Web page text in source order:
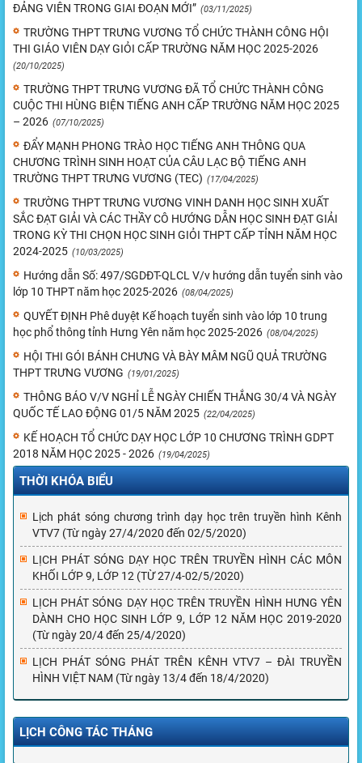
ĐẢNG VIÊN TRONG GIAI ĐOẠN MỚI” (03/11/2025)
TRƯỜNG THPT TRƯNG VƯƠNG TỔ CHỨC THÀNH CÔNG HỘI
THI GIÁO VIÊN DẠY GIỎI CẤP TRƯỜNG NĂM HỌC 2025-2026
(20/10/2025)
TRƯỜNG THPT TRƯNG VƯƠNG ĐÃ TỔ CHỨC THÀNH CÔNG
CUỘC THI HÙNG BIỆN TIẾNG ANH CẤP TRƯỜNG NĂM HỌC 2025
– 2026 (07/10/2025)
ĐẨY MẠNH PHONG TRÀO HỌC TIẾNG ANH THÔNG QUA
CHƯƠNG TRÌNH SINH HOẠT CỦA CÂU LẠC BỘ TIẾNG ANH
TRƯỜNG THPT TRƯNG VƯƠNG (TEC) (17/04/2025)
TRƯỜNG THPT TRƯNG VƯƠNG VINH DANH HỌC SINH XUẤT
SẮC ĐẠT GIẢI VÀ CÁC THẦY CÔ HƯỚNG DẪN HỌC SINH ĐẠT GIẢI
TRONG KỲ THI CHỌN HỌC SINH GIỎI THPT CẤP TỈNH NĂM HỌC
2024-2025 (10/03/2025)
Hướng dẫn Số: 497/SGDĐT-QLCL V/v hướng dẫn tuyển sinh vào
lớp 10 THPT năm học 2025-2026 (08/04/2025)
QUYẾT ĐỊNH Phê duyệt Kế hoạch tuyển sinh vào lớp 10 trung
học phổ thông tỉnh Hưng Yên năm học 2025-2026 (08/04/2025)
HỘI THI GÓI BÁNH CHƯNG VÀ BÀY MÂM NGŨ QUẢ TRƯỜNG
THPT TRƯNG VƯƠNG (19/01/2025)
THÔNG BÁO V/V NGHỈ LỄ NGÀY CHIẾN THẮNG 30/4 VÀ NGÀY
QUỐC TẾ LAO ĐỘNG 01/5 NĂM 2025 (22/04/2025)
KẾ HOẠCH TỔ CHỨC DẠY HỌC LỚP 10 CHƯƠNG TRÌNH GDPT
2018 NĂM HỌC 2025 - 2026 (19/04/2025)
THỜI KHÓA BIỂU
Lịch phát sóng chương trình dạy học trên truyền hình Kênh
VTV7 (Từ ngày 27/4/2020 đến 02/5/2020)
LỊCH PHÁT SÓNG DẠY HỌC TRÊN TRUYỀN HÌNH CÁC MÔN
KHỐI LỚP 9, LỚP 12 (TỪ 27/4-02/5/2020)
LỊCH PHÁT SÓNG DẠY HỌC TRÊN TRUYỀN HÌNH HƯNG YÊN
DÀNH CHO HỌC SINH LỚP 9, LỚP 12 NĂM HỌC 2019-2020
(Từ ngày 20/4 đến 25/4/2020)
LỊCH PHÁT SÓNG PHÁT TRÊN KÊNH VTV7 – ĐÀI TRUYỀN
HÌNH VIỆT NAM (Từ ngày 13/4 đến 18/4/2020)
LỊCH CÔNG TÁC THÁNG